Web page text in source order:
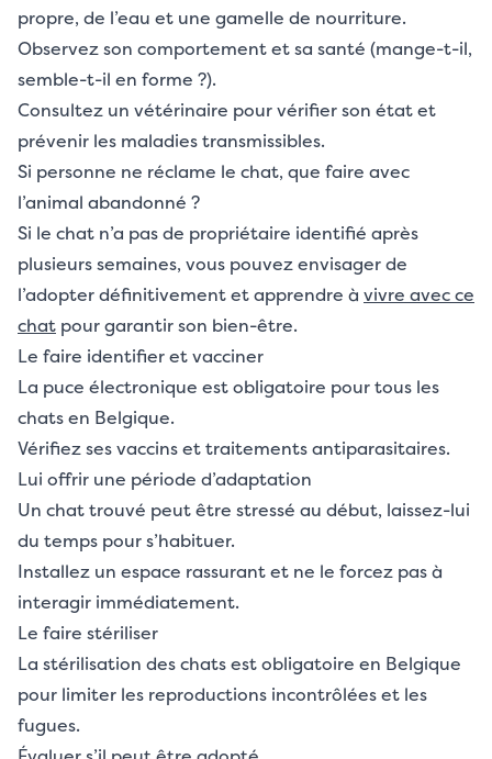
propre, de l’eau et une gamelle de nourriture.
Observez son comportement et sa santé (mange-t-il,
semble-t-il en forme ?).
Consultez un vétérinaire pour vérifier son état et
prévenir les maladies transmissibles.
Si personne ne réclame le chat, que faire avec
l’animal abandonné ?
Si le chat n’a pas de propriétaire identifié après
plusieurs semaines, vous pouvez envisager de
l’adopter définitivement et apprendre à vivre avec ce
chat pour garantir son bien-être.
Le faire identifier et vacciner
La puce électronique est obligatoire pour tous les
chats en Belgique.
Vérifiez ses vaccins et traitements antiparasitaires.
Lui offrir une période d’adaptation
Un chat trouvé peut être stressé au début, laissez-lui
du temps pour s’habituer.
Installez un espace rassurant et ne le forcez pas à
interagir immédiatement.
Le faire stériliser
La stérilisation des chats est obligatoire en Belgique
pour limiter les reproductions incontrôlées et les
fugues.